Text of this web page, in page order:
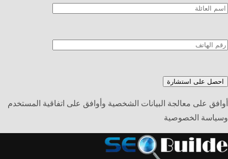
أوافق على معالجة البيانات الشخصية وأوافق على اتفاقية المستخدم
وسياسة الخصوصية